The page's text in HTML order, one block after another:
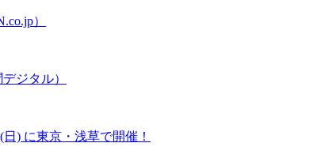
）
ジタル）
) に東京・浅草で開催！